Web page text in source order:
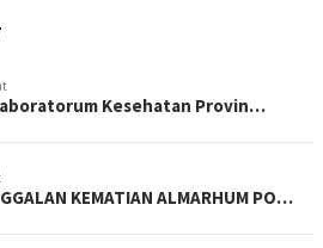
Kesehatan Provin…
KEMATIAN ALMARHUM PO…